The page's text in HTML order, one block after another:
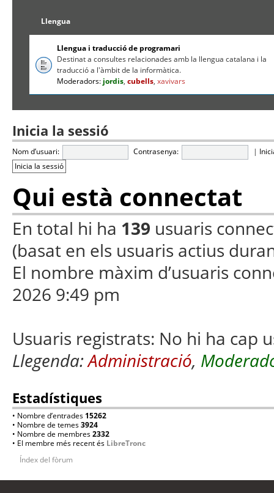
Llengua
Llengua i traducció de programari
Destinat a consultes relacionades amb la llengua catalana i la
traducció a l'àmbit de la informàtica.
Moderadors: jordis,cubells,xavivars
Inicia la sessió
Nom d’usuari: Contrasenya: |
Qui està connectat
En total hi ha 139 usuaris
(basat en els usuaris actius
El nombre màxim d’usuaris
2026 9:49 pm
Usuaris registrats: No hi ha cap
Llegenda:Administració,
Estadístiques
• Nombre d’entrades 15262
• Nombre de temes3924
• Nombre de membres2332
• El membre més recent és LibreTronc
Índex del fòrum